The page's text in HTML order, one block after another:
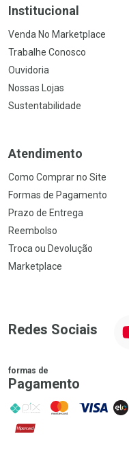
Institucional
Venda No Marketplace
Trabalhe Conosco
Ouvidoria
Nossas Lojas
Sustentabilidade
Atendimento
Como Comprar no Site
Formas de Pagamento
Prazo de Entrega
Reembolso
Troca ou Devolução
Marketplace
Redes Sociais
formas de
Pagamento
PIX MasterCard
VISA ELO
Hipercard